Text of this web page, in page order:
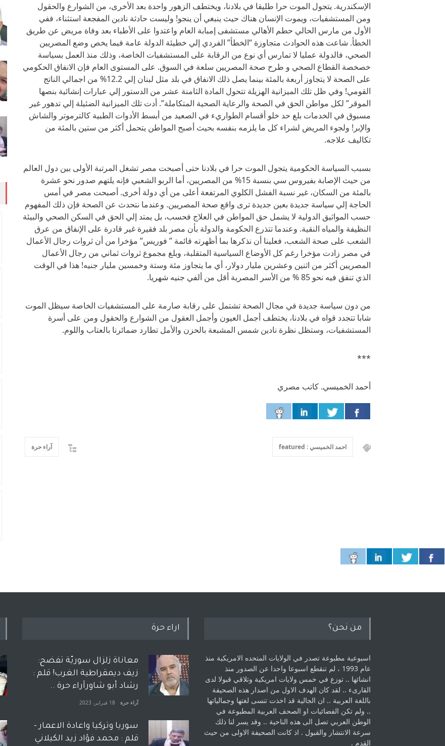
الإسكندرية. يتجول الموت حرا طليقا في بلادنا، ويختطف الزهور واحدة بعد الأخرى، من الشوارع والحقول
ومن المستشفيات، ويموت الإنسان هناك حيث ينبغي أن ينجو! وليست حادثة نادين المفجعة استثناء، ففي
الأول من مارس الحالي حطم الأهالي مستشفى إمبابة العام واعتدوا على الأطباء بعد وفاة مريض عن طريق
الخطأ. شاعت هذه الحوادث متجاوزة “الخطأ” الفردي إلي خطيئة الدولة عامة فيما يخص وضع المصريين
الصحي، فالدولة عمليا لا تمارس أي نوع من الرقابة على المستشفيات الخاصة، وذلك منذ العمل بسياسة
خصخصة القطاع الصحي و طرح صحة المصريين سلعة في السوق. على المستوى العام فإن الانفاق الحكومي
على الصحة لا يتجاوز أربعة بالمئة بينما يصل ذلك الانفاق في بلد مثل لبنان إلي 12.2% من اجمالي الناتج
القومي! وفي ظل تلك الميزانية الهزيلة تتحول المادة الثامنة عشر من الدستور إلي عبارات إنشائية بنصها
الموقر” لكل مواطن الحق في الصحة والرعاية الصحية المتكاملة”. أدت تلك الميزانية الضئيلة إلي تدهور غير
مسبوق في الخدمات بلغ حد خلو أقسام الطواريء في الصعيد من أبسط الأدوات الطبية كالترموتر والشاش
والإبر! ولجوء المريض لشراء كل ما يلزمه بنفسه بحيث أصبح المواطن يتحمل أكثر من ستين بالمئة من
تكاليف علاجه.
بسبب السياسة الحكومية يتجول الموت حرا في بلادنا حتى أصبحت مصر تشغل المرتبة الأولى بين دول العالم
من حيث الإصابة بفيروس سي بنسبة 15% من المصريين، أما الربو الشعبي فإنه يلتهم صدور نحو عشرة
بالمئة من السكان، غير نسبة الفشل الكلوي المرتفعة أعلى من أي دولة أخرى. أصبحت مصر في أمس
الحاجة إلي سياسة جديدة بعين جديدة ترى واقع صحة المصريين. وعندما نتحدث عن الصحة فإن ذلك المفهوم
حسب المواثيق الدولية لا يشمل حق المواطن في العلاج فحسب، بل يمتد إلي الحق في السكن الصحي والبيئة
النظيفة والمياه النقية. وعندما تتذرع الحكومة والدولة بأن مصر بلد فقيرة غير قادرة على الإنفاق من عرق
الشعب على صحة الشعب، فعلينا أن نذكرها بما أظهرته قائمة ” فوريس” مؤخرا من أن ثروات رجال الأعمال
في مصر زادت مؤخرا رغم كل الأوضاع السياسية المتقلبة، وبلغ مجموع ثروات ثماني من رجال الأعمال
المصريين أكثر من اثنين وعشرين مليار دولار، أي ما يتجاوز مئة وستة وخمسين مليار جنيه! هذا في الوقت
الذي تنفق فيه نحو 85 % من الأسر المصرية أقل من ألفي جنيه شهريا.
من دون سياسة جديدة في مجال الصحة تشتمل على رقابة صارمة على المستشفيات الخاصة سيظل الموت
شابا تتجدد قواه في بلادنا، يختطف أجمل العيون وأجمل العقول من الشوارع والحقول ومن على أسرة
المستشفيات، وستظل نظرة نادين شمس المشبعة بالحزن والأمل تطارد ضمائرنا بالعتاب واللوم.
***
أحمد الخميسي. كاتب مصري
احمد الخميسي : featured آراء حرة
من نحن؟
اسبوعية مطبوعة تصدر في الولايات المتحده الامريكية منذ
عام 1993 ، لم ‏تنقطع اسبوعا واحدا عن الصدور منذ
انشائها .. توزع في خمس ولايات امريكية ‏وتلاقي قبولا لدى
القارىء ..‏ لقد كان الهدف الاول من اصدار هذه الصحيفة
باللغة العربية .. ان الجالية قد اخذت ‏تنسى لغتها وجمالياتها
.. ولم تكن الفضائيات او الصحف العربية المطبوعة في
الوطن ‏العربي تصل الى هذه الناحية .. وقد يسر لنا ذلك
سرعة الانتشار والقبول . اذ كانت ‏الصحيفة الاولى من حيث
القدم . ‏
اراء حرة
معاناة زلزال سوريّة تفضح:
زيف ديمقراطية الغرب! قلم :
رشاد أبو شاورآراء حرة ..
آراء حرة 18 فبراير، 2023
سوريا وتركيا واعادة الاعمار -
قلم : محمد فؤاد زيد الكيلاني